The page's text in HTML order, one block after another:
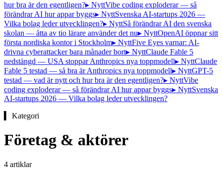
hur bra är den egentligen?▸ NyttVibe coding exploderar — så
förändrar AI hur appar byggs▸ NyttSvenska AI-startups 2026 —
Vilka bolag leder utvecklingen?▸ NyttSå förändrar AI den svenska
skolan — åtta av tio lärare använder det nu▸ NyttOpenAI öppnar sitt
första nordiska kontor i Stockholm▸ NyttFive Eyes varnar: AI-
drivna cyberattacker bara månader bort▸ NyttClaude Fable 5
nedstängd — USA stoppar Anthropics nya toppmodell▸ NyttClaude
Fable 5 testad — så bra är Anthropics nya toppmodell▸ NyttGPT-5
testad — vad är nytt och hur bra är den egentligen?▸ NyttVibe
coding exploderar — så förändrar AI hur appar byggs▸ NyttSvenska
AI-startups 2026 — Vilka bolag leder utvecklingen?
▍ Kategori
Företag & aktörer
4 artiklar